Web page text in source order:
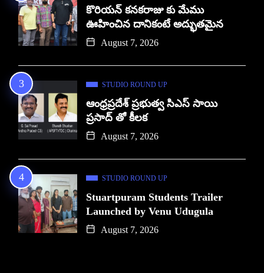
కొరియన్ కనకరాజు కు మేము
ఊహించిన దానికంటే అద్భుతమైన
August 7, 2026
STUDIO ROUND UP
ఆంధ్రప్రదేశ్ ప్రభుత్వ సిఎస్ సాయి
ప్రసాద్ తో కీలక
August 7, 2026
STUDIO ROUND UP
Stuartpuram Students Trailer
Launched by Venu Udugula
August 7, 2026